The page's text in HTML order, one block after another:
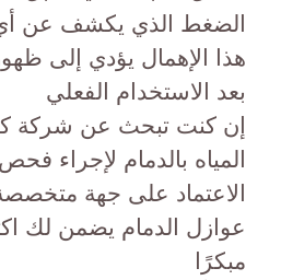
الضغط الذي يكشف عن
هذا الإهمال يؤدي إلى
بعد الاستخدام الفعلي
إن كنت تبحث عن شركة
المياه بالدمام لإجراء
الاعتماد على جهة
عوازل الدمام يضمن لك
مبكرًا